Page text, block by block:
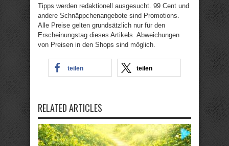
Tipps werden redaktionell ausgesucht. 99 Cent und
andere Schnäppchenangebote sind Promotions.
Alle Preise gelten grundsätzlich nur für den
Erscheinungstag dieses Artikels. Abweichungen
von Preisen in den Shops sind möglich.
teilen teilen
RELATED ARTICLES